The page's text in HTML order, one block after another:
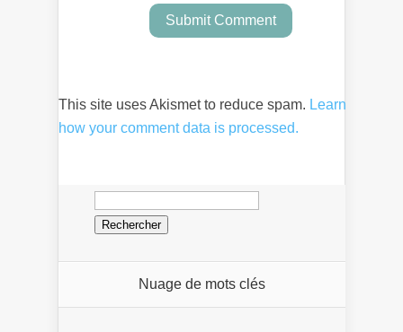
This site uses Akismet to reduce spam. Learn
how your comment data is processed.
Rechercher :
Nuage de mots clés